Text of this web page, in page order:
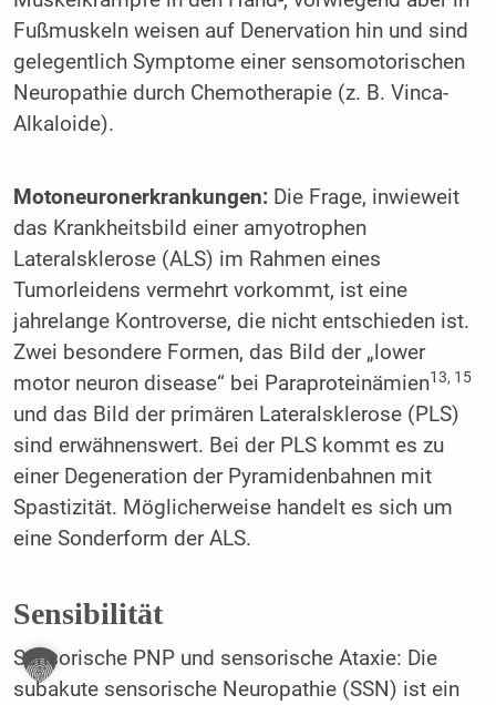
Fußmuskeln weisen auf Denervation hin und sind
gelegentlich Symptome einer sensomotorischen
Neuropathie durch Chemotherapie (z. B. Vinca-
Alkaloide).
Motoneuronerkrankungen:Die Frage, inwieweit
das Krankheitsbild einer amyotrophen
Lateralsklerose (ALS) im Rahmen eines
Tumorleidens vermehrt vorkommt, ist eine
jahrelange Kontroverse, die nicht entschieden ist.
Zwei besondere Formen, das Bild der „lower
motor neuron disease“ bei Paraproteinämien13, 15
und das Bild der primären Lateralsklerose (PLS)
sind erwähnenswert. Bei der PLS kommt es zu
einer Degeneration der Pyramidenbahnen mit
Spastizität. Möglicherweise handelt es sich um
eine Sonderform der ALS.
Sensibilität
Sensorische PNP und sensorische Ataxie: Die
subakute sensorische Neuropathie (SSN) ist ein